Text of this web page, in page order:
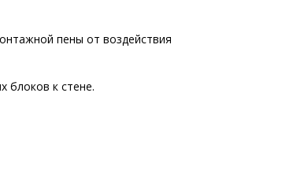
пены от воздействия
блоков к стене.